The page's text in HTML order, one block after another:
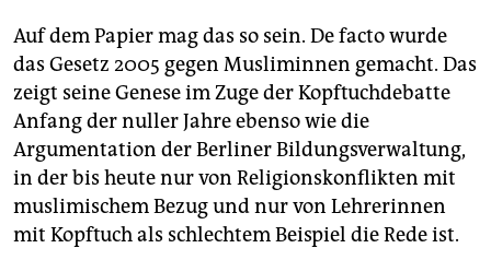
Auf dem Papier mag das so sein. De facto wurde
das Gesetz 2005 gegen Musliminnen gemacht. Das
zeigt seine Genese im Zuge der Kopftuchdebatte
Anfang der nuller Jahre ebenso wie die
Argumentation der Berliner Bildungsverwaltung,
in der bis heute nur von Religionskonflikten mit
muslimischem Bezug und nur von Lehrerinnen
mit Kopftuch als schlechtem Beispiel die Rede ist.